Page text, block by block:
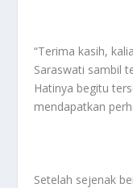
“Terima kasih,
Saraswati sambil
Hatinya begitu
mendapatkan
Setelah sejenak